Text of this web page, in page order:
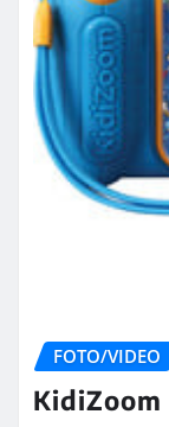
FOTO/VIDEO